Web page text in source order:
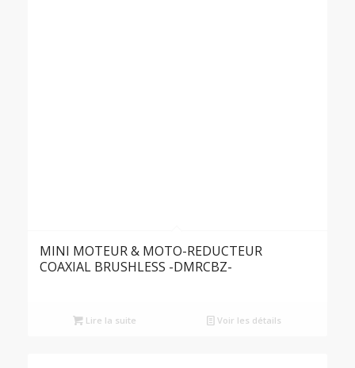
MINI MOTEUR & MOTO-REDUCTEUR
COAXIAL BRUSHLESS -DMRCBZ-
Lire la suite Voir les détails